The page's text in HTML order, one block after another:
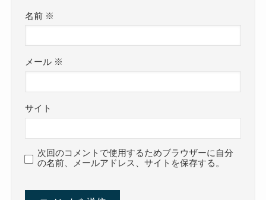
名前 ※
メール ※
サイト
次回のコメントで使用するためブラウザーに自分
の名前、メールアドレス、サイトを保存する。